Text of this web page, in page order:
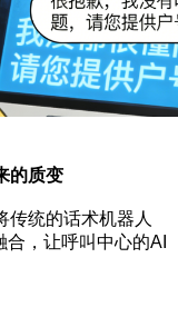
的质变
统的话术机器人
，让呼叫中心的AI